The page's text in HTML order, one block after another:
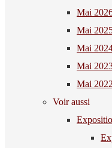
Mai
Mai
Mai
Mai
Mai
Voir aussi